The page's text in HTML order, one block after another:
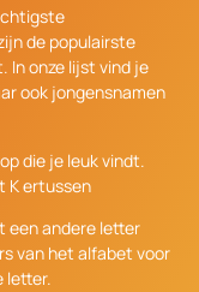
de populairste
In onze lijst vind je
ook jongensnamen
die je leuk vindt.
K ertussen
een andere letter
van het alfabet voor
letter.